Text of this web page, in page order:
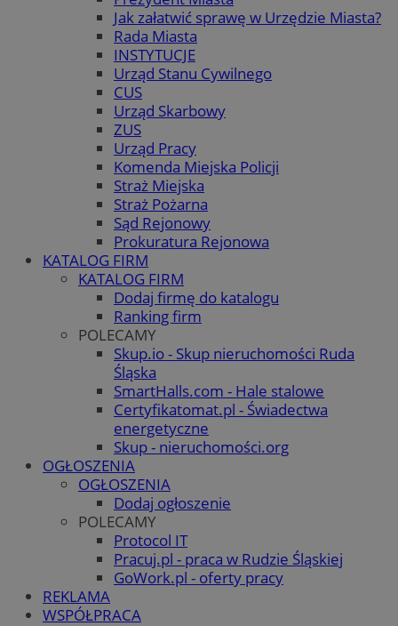
Jak załatwić sprawę w Urzędzie Miasta?
Rada Miasta
INSTYTUCJE
Urząd Stanu Cywilnego
CUS
Urząd Skarbowy
ZUS
Urząd Pracy
Komenda Miejska Policji
Straż Miejska
Straż Pożarna
Sąd Rejonowy
Prokuratura Rejonowa
KATALOG FIRM
KATALOG FIRM
Dodaj firmę do katalogu
Ranking firm
POLECAMY
Skup.io - Skup nieruchomości Ruda
Śląska
SmartHalls.com - Hale stalowe
Certyfikatomat.pl - Świadectwa
energetyczne
Skup - nieruchomości.org
OGŁOSZENIA
OGŁOSZENIA
Dodaj ogłoszenie
POLECAMY
Protocol IT
Pracuj.pl - praca w Rudzie Śląskiej
GoWork.pl - oferty pracy
REKLAMA
WSPÓŁPRACA